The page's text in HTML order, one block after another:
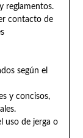
reglamentos.
contacto de
según el
y concisos,
uso de jerga o